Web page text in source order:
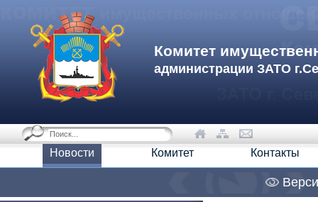
Комитет
администрации ЗАТО
Новости Комитет Контакты